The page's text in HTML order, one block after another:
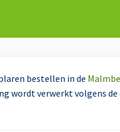
bestellen in de
wordt verwerkt volgens